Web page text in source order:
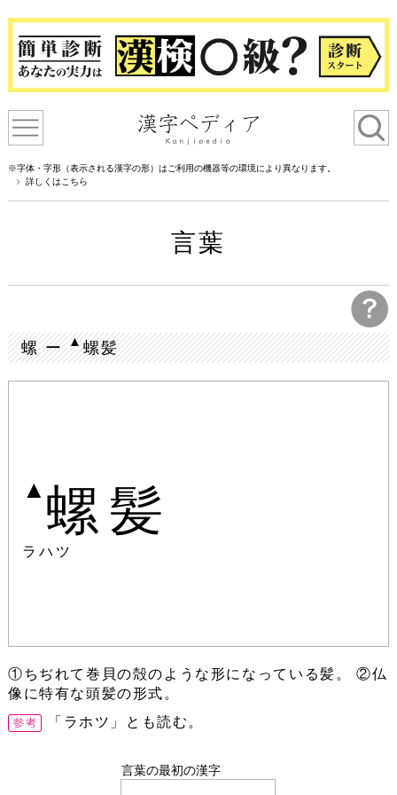
※字体・字形（表示される漢字の形）はご利用の機器等の環境により異なります。
詳しくはこちら
言葉
螺 ー▲螺髪
▲ 螺髪
ラハツ
①ちぢれて巻貝の殻のような形になっている髪。 ②仏
像に特有な頭髪の形式。
「ラホツ」とも読む。
言葉の最初の漢字